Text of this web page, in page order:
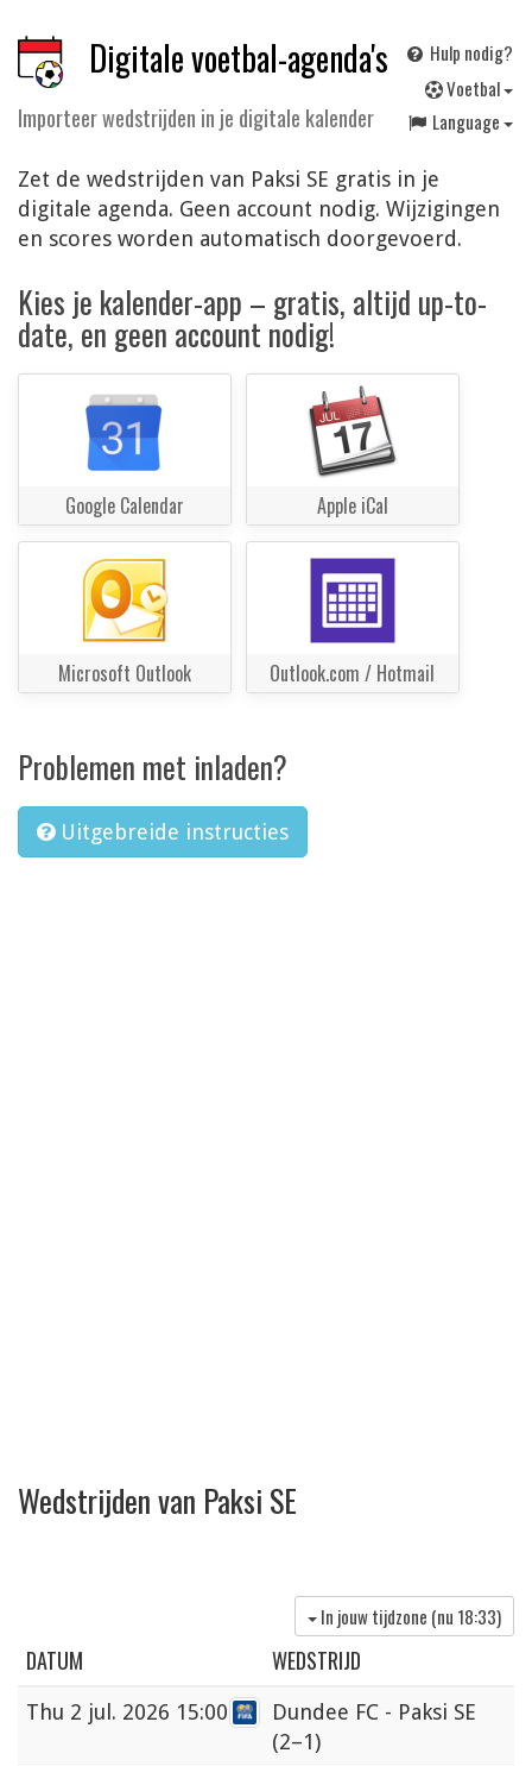
Digitale voetbal-agenda's
Importeer wedstrijden in je digitale kalender
Hulp nodig?
Voetbal
Language
Zet de wedstrijden van Paksi SE gratis in je
digitale agenda. Geen account nodig. Wijzigingen
en scores worden automatisch doorgevoerd.
Kies je kalender-app – gratis, altijd up-to-
date, en geen account nodig!
Google Calendar Apple iCal
Microsoft Outlook Outlook.com / Hotmail
Problemen met inladen?
Uitgebreide instructies
Wedstrijden van Paksi SE
In jouw tijdzone (nu 18:33)
DATUM WEDSTRIJD
Thu 2 jul. 2026 15:00
Dundee FC - Paksi SE
(2–1)